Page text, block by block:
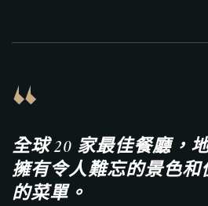
“
全球 20 家最佳餐廳，
擁有令人難忘的景色
的菜單。